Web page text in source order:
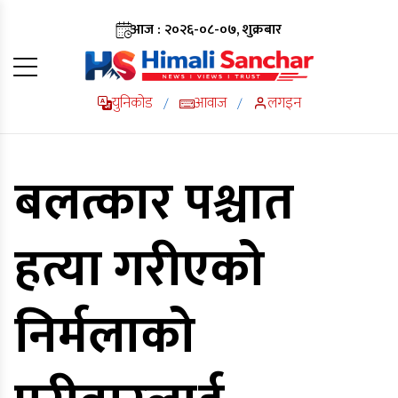
आज : २०२६-०८-०७, शुक्रबार
युनिकोड / आवाज / लगइन
बलत्कार पश्चात
हत्या गरीएको
निर्मलाको